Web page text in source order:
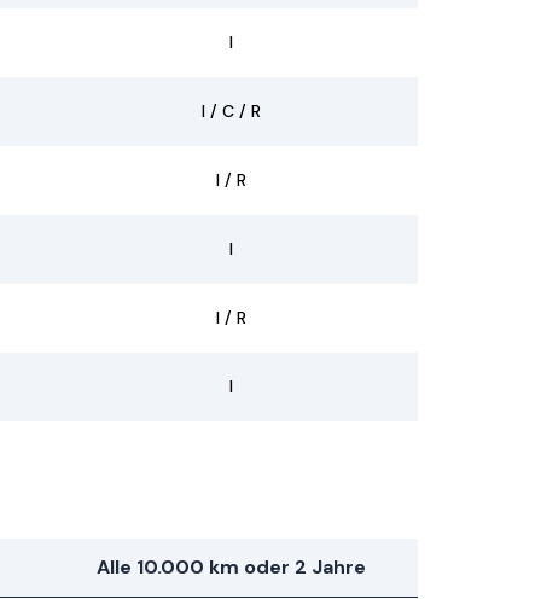
I
I / C / R
I / R
I
I / R
I
Alle 10.000 km oder 2 Jahre